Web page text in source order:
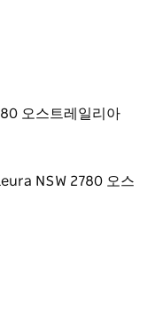
를 들고 사진 앨범에
하여 걷기에 부족
경을 가져오는 것을
오스트레일리아